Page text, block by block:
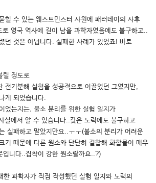
힐 수 있는 웨스트민스터 사원에 패러데이의 사후
영국 역사에 길이 남을 과학자였음에도 불구하고..
던 것은 아닙니다. 실패한 사례가 있었죠! 바로
릴 정도로
전기분해 실험을 성공적으로 이끌었던 그였지만,
게 되었습니다.
었는지는, 불소 분리를 위한 실험 일지가
실에서 알 수 있습니다..갖은 노력에도 불구하고
실패하고 말았지만요..ㅜㅜ(불소의 분리가 어려운
기 때문에 다른 원소와 단단히 결합해 화합물이 매우
입니다..집착이 강한 원소랄까요..?)
과학자가 직접 작성했던 실험 일지와 노력의